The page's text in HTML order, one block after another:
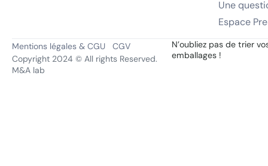
Une
Espace
Mentions légales & CGU
CGV
Copyright 2024 © All rights Reserved.
M&A lab
N’oubliez pas de trier
emballages !